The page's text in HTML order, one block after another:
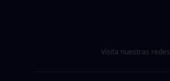
Visita nuestras redes